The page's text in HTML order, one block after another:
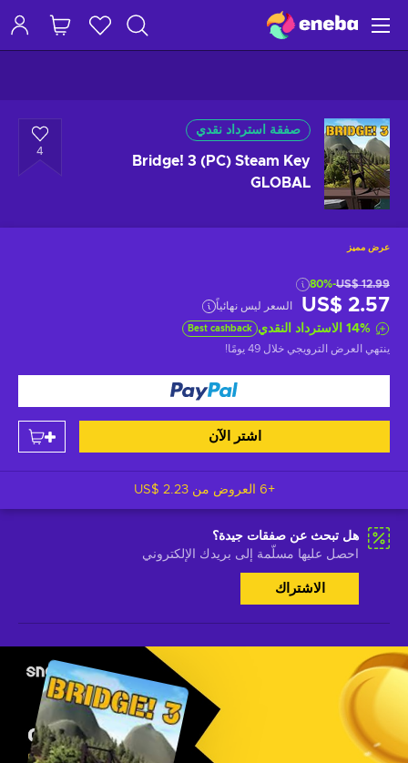
صفقة استرداد نقدي
Bridge! 3 (PC) Steam Key
GLOBAL
4
عرض مميز
US$ 12.99
-80%
US$ 2.57 السعر ليس نهائياً
14% الاسترداد النقدي Best cashback
ينتهي العرض الترويجي خلال 49 يومًا !
اشتر الآن
+6 العروض من US$ 2.23
هل تبحث عن صفقات جيدة؟
احصل عليها مسلّمة إلى بريدك الإلكتروني
الاشتراك